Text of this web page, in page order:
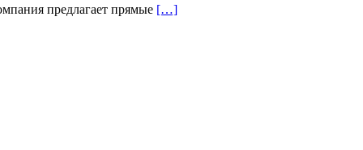
предлагает прямые […]